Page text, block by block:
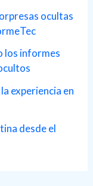
ocultas
los informes
experiencia en
desde el